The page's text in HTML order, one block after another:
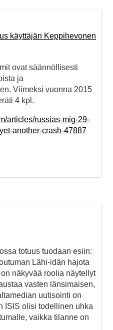
käyttäjän Keppihevonen
ovat säännöllisesti
ja
Viimeksi vuonna 2015
4 kpl.
articles/russias-mig-29-
another-crash-47887
totuus tuodaan esiin:
Lähi-idän hajota
näkyvää roolia näytellyt
vasten länsimaisen,
uutisointi on
ISIS olisi todellinen uhka
vaikka tilanne on